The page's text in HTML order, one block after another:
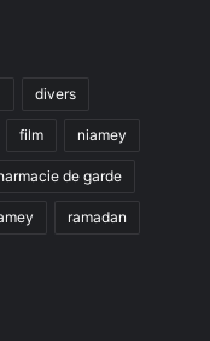
divers
film niamey
de garde
ramadan